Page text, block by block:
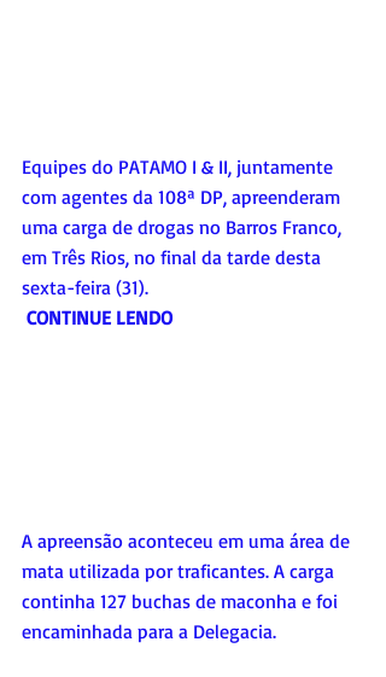
Equipes do PATAMO I & II, juntamente
com agentes da 108ª DP, apreenderam
uma carga de drogas no Barros Franco,
em Três Rios, no final da tarde desta
sexta-feira (31).
CONTINUE LENDO
A apreensão aconteceu em uma área de
mata utilizada por traficantes. A carga
continha 127 buchas de maconha e foi
encaminhada para a Delegacia.